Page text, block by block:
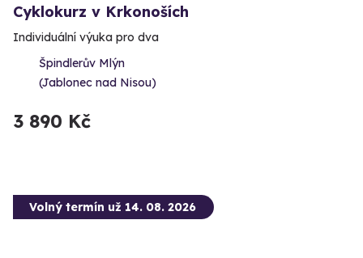
Cyklokurz v Krkonoších
Individuální výuka pro dva
Špindlerův Mlýn
(Jablonec nad Nisou)
3 890 Kč
Volný termín už 14. 08. 2026